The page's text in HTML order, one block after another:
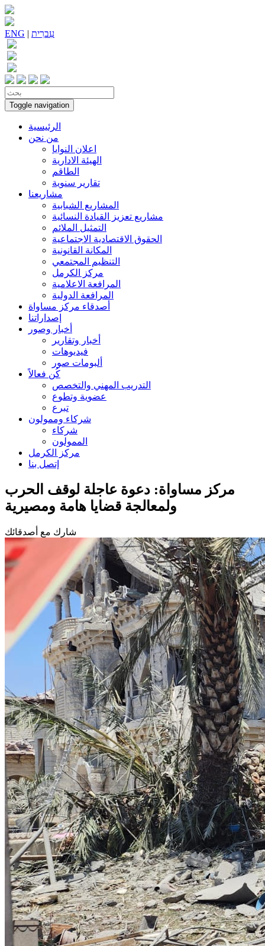
ENG | עִברִית
Toggle navigation
الرئيسية
من نحن
اعلان النوايا
الهيئة الادارية
الطاقم
تقارير سنوية
مشاريعنا
المشاريع الشبابية
مشاريع تعزيز القيادة النسائية
التمثيل الملائم
الحقوق الاقتصادية الاجتماعية
المكانة القانونية
التنظيم المجتمعي
مركز الكرمل
المرافعة الاعلامية
المرافعة الدولية
أصدقاء مركز مساواة
إصداراتنا
أخبار وصور
أخبار وتقارير
فيديوهات
ألبومات صور
كُن فعالاً
التدريب المهني والتخصص
عضوية وتطوع
تبرع
شركاء وممولون
شركاء
الممولون
مركز الكرمل
إتصل بنا
مركز مساواة: دعوة عاجلة لوقف الحرب
ولمعالجة قضايا هامة ومصيرية
شارك مع أصدقائك